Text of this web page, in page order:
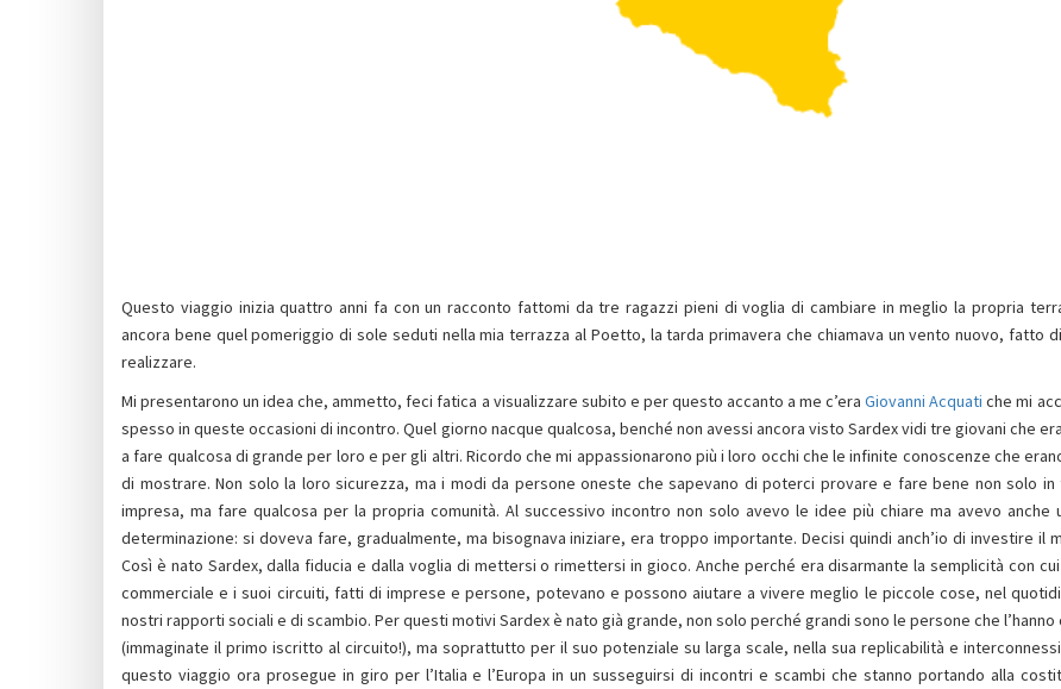
Questo viaggio inizia quattro anni fa con un racconto fattomi da tre ragazzi pieni di voglia di cambiare in meglio la propria
ancora bene quel pomeriggio di sole seduti nella mia terrazza al Poetto, la tarda primavera che chiamava un vento nuovo, fatto
realizzare.
Mi presentarono un idea che, ammetto, feci fatica a visualizzare subito e per questo accanto a me c’eraGiovanni Acquati che mi
spesso in queste occasioni di incontro. Quel giorno nacque qualcosa, benché non avessi ancora visto Sardex vidi tre giovani che
a fare qualcosa di grande per loro e per gli altri. Ricordo che mi appassionarono più i loro occhi che le infinite conoscenze che
di mostrare. Non solo la loro sicurezza, ma i modi da persone oneste che sapevano di poterci provare e fare bene non solo in
impresa, ma fare qualcosa per la propria comunità. Al successivo incontro non solo avevo le idee più chiare ma avevo anche
determinazione: si doveva fare, gradualmente, ma bisognava iniziare, era troppo importante. Decisi quindi anch’io di investire il
Così è nato Sardex, dalla fiducia e dalla voglia di mettersi o rimettersi in gioco. Anche perché era disarmante la semplicità con
commerciale e i suoi circuiti, fatti di imprese e persone, potevano e possono aiutare a vivere meglio le piccole cose, nel
nostri rapporti sociali e di scambio. Per questi motivi Sardex è nato già grande, non solo perché grandi sono le persone che
(immaginate il primo iscritto al circuito!), ma soprattutto per il suo potenziale su larga scale, nella sua replicabilità e
questo viaggio ora prosegue in giro per l’Italia e l’Europa in un susseguirsi di incontri e scambi che stanno portando alla